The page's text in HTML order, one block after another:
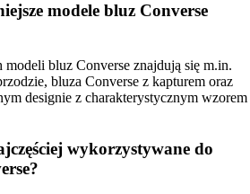
modele bluz Converse
bluz Converse znajdują się m.in.
bluza Converse z kapturem oraz
designie z charakterystycznym wzorem
wykorzystywane do